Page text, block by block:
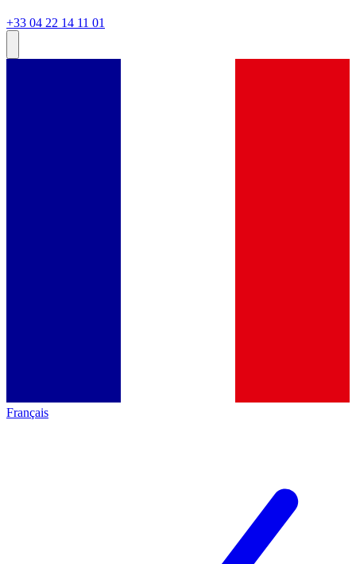
+33 04 22 14 11 01
Français